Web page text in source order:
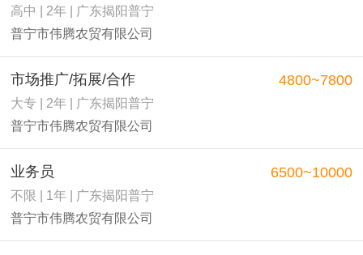
高中 | 2年 | 广东揭阳普宁
普宁市伟腾农贸有限公司
市场推广/拓展/合作
大专 | 2年 | 广东揭阳普宁
普宁市伟腾农贸有限公司
4800~7800
业务员
不限 | 1年 | 广东揭阳普宁
普宁市伟腾农贸有限公司
6500~10000